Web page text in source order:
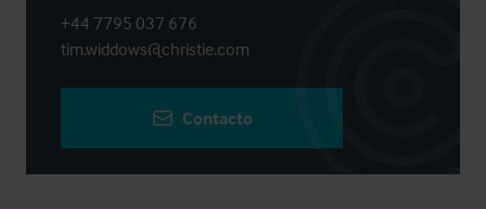
+44 7795 037 676
tim.widdows@christie.com
Contacto